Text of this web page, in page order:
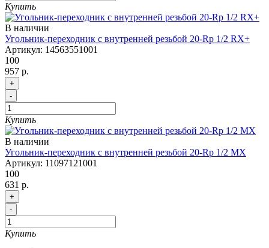
Купить
В наличии
Угольник-переходник с внутренней резьбой 20-Rp 1/2 RX+
Артикул: 14563551001
100
957 р.
+
-
Купить
В наличии
Угольник-переходник с внутренней резьбой 20-Rp 1/2 MX
Артикул: 11097121001
100
631 р.
+
-
Купить